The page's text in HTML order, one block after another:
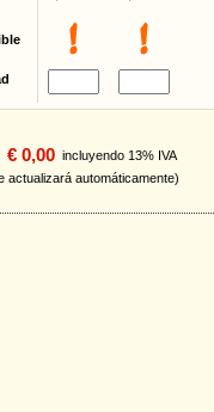
€ 0,00 incluyendo 13% IVA
actualizará automáticamente)